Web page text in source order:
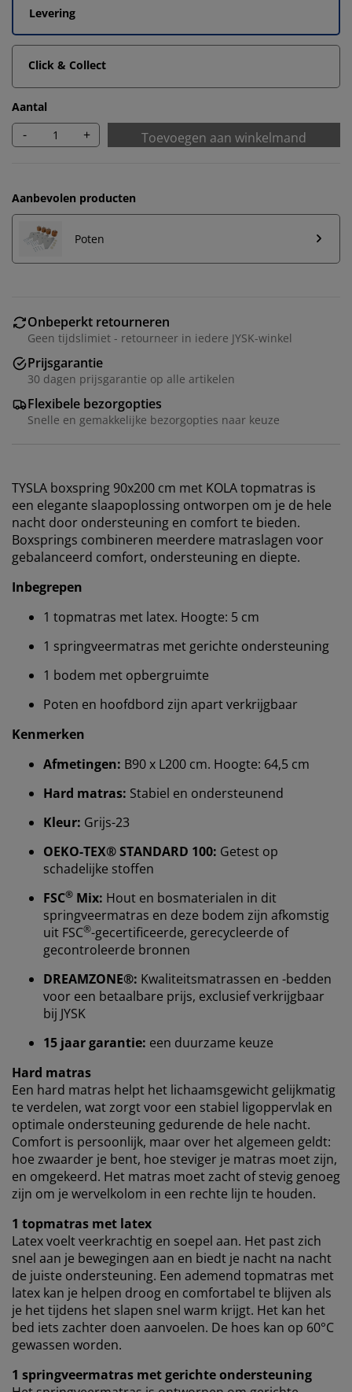
Levering
Click & Collect
Aantal
- + Toevoegen aan winkelmand
Aanbevolen producten
Poten
Onbeperkt retourneren
Geen tijdslimiet - retourneer in iedere JYSK-winkel
Prijsgarantie
30 dagen prijsgarantie op alle artikelen
Flexibele bezorgopties
Snelle en gemakkelijke bezorgopties naar keuze
TYSLA boxspring 90x200 cm met KOLA topmatras is
een elegante slaapoplossing ontworpen om je de hele
nacht door ondersteuning en comfort te bieden.
Boxsprings combineren meerdere matraslagen voor
gebalanceerd comfort, ondersteuning en diepte.
Inbegrepen
1 topmatras met latex. Hoogte: 5 cm
1 springveermatras met gerichte ondersteuning
1 bodem met opbergruimte
Poten en hoofdbord zijn apart verkrijgbaar
Kenmerken
Afmetingen: B90 x L200 cm. Hoogte: 64,5 cm
Hard matras: Stabiel en ondersteunend
Kleur: Grijs-23
OEKO-TEX® STANDARD 100: Getest op
schadelijke stoffen
FSC® Mix: Hout en bosmaterialen in dit
springveermatras en deze bodem zijn afkomstig
uit FSC®-gecertificeerde, gerecycleerde of
gecontroleerde bronnen
DREAMZONE®: Kwaliteitsmatrassen en -bedden
voor een betaalbare prijs, exclusief verkrijgbaar
bij JYSK
15 jaar garantie: een duurzame keuze
Hard matras
Een hard matras helpt het lichaamsgewicht gelijkmatig
te verdelen, wat zorgt voor een stabiel ligoppervlak en
optimale ondersteuning gedurende de hele nacht.
Comfort is persoonlijk, maar over het algemeen geldt:
hoe zwaarder je bent, hoe steviger je matras moet zijn,
en omgekeerd. Het matras moet zacht of stevig genoeg
zijn om je wervelkolom in een rechte lijn te houden.
1 topmatras met latex
Latex voelt veerkrachtig en soepel aan. Het past zich
snel aan je bewegingen aan en biedt je nacht na nacht
de juiste ondersteuning. Een ademend topmatras met
latex kan je helpen droog en comfortabel te blijven als
je het tijdens het slapen snel warm krijgt. Het kan het
bed iets zachter doen aanvoelen. De hoes kan op 60°C
gewassen worden.
1 springveermatras met gerichte ondersteuning
Wij personaliseren jouw ervaring
Bij JYSK gebruiken we cookies en mobiele
identificatoren om je een goede ervaring te bieden
tijdens het bezoeken van onze website. Cookies
verzamelen informatie over jou om functionaliteit,
statistieken en relevante marketing te waarborgen.
Wanneer je marketingcookies accepteert, delen we je
browsergegevens met marketingpartners (zoals
vaste advertenties. Je kunt meer lezen over de
doeleinden via ''Aanpassen'' en je toestemming op elk
moment intrekken door op het cookie-icoontje te
klikken. Door op ''Alles accepteren'' te klikken, ga je
akkoord met alle drie de doeleinden. Lees meer over
onzeverzameling en verwerking van
persoonsgegevensen onscookiebeleid.